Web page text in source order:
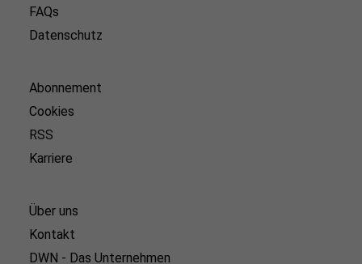
FAQs
Datenschutz
Abonnement
Cookies
RSS
Karriere
Über uns
Kontakt
DWN - Das Unternehmen